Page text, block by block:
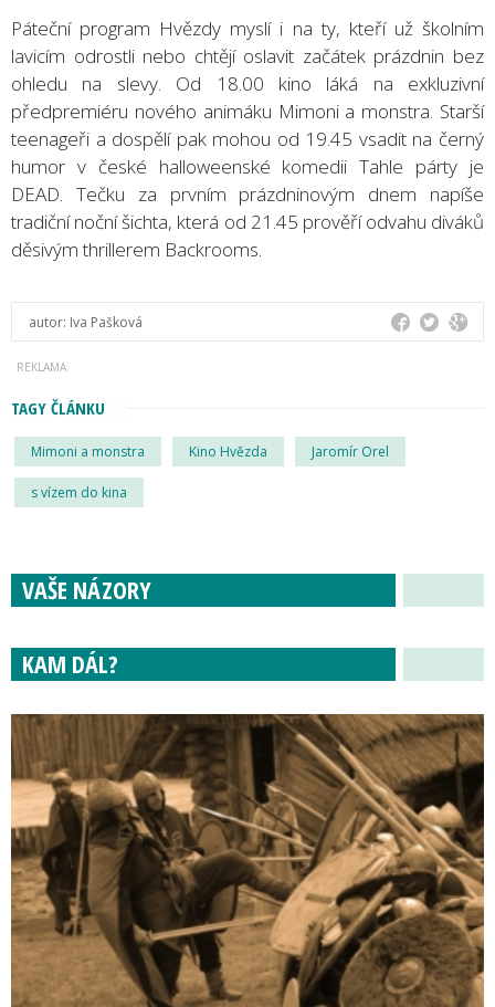
Páteční program Hvězdy myslí i na ty, kteří už školním
lavicím odrostli nebo chtějí oslavit začátek prázdnin bez
ohledu na slevy. Od 18.00 kino láká na exkluzivní
předpremiéru nového animáku Mimoni a monstra. Starší
teenageři a dospělí pak mohou od 19.45 vsadit na černý
humor v české halloweenské komedii Tahle párty je
DEAD. Tečku za prvním prázdninovým dnem napíše
tradiční noční šichta, která od 21.45 prověří odvahu diváků
děsivým thrillerem Backrooms.
autor: Iva Pašková
TAGY ČLÁNKU
Mimoni a monstra Kino Hvězda Jaromír Orel
s vízem do kina
VAŠE NÁZORY
KAM DÁL?